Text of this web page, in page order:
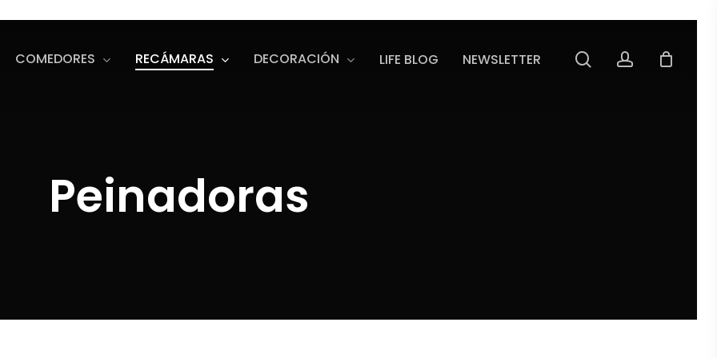
COMEDORES RECÁMARAS DECORACIÓN LIFE BLOG NEWSLETTER searchaccount
Peinadoras